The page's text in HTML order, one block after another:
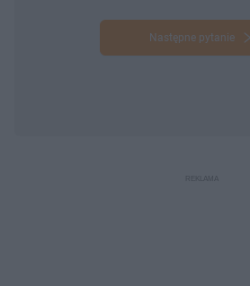
Następne pytanie